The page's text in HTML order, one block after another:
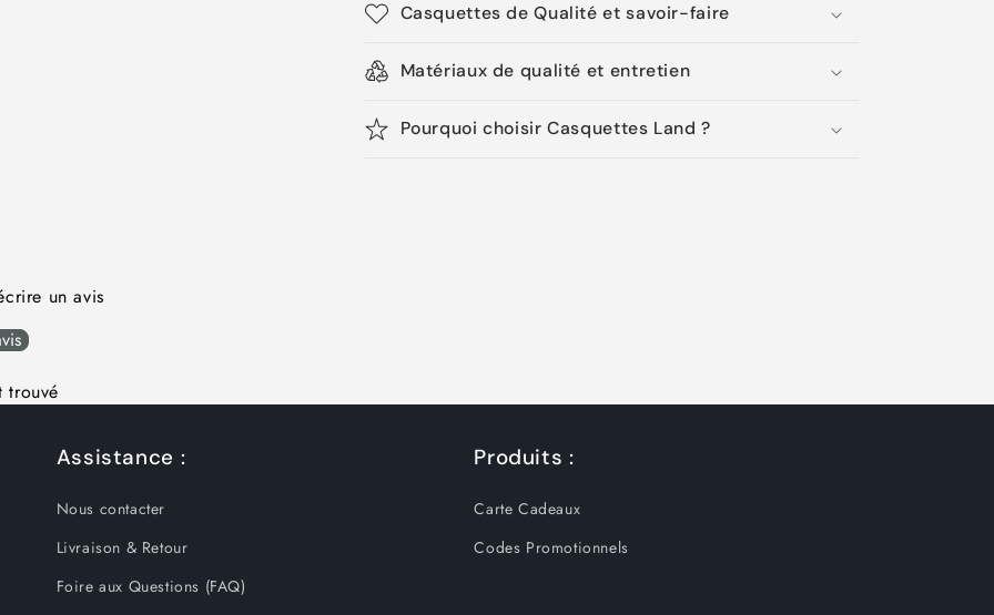
Casquettes de Qualité et savoir-faire
Matériaux de qualité et entretien
Pourquoi choisir Casquettes Land ?
un avis
trouvé
Assistance :
Nous contacter
Livraison & Retour
Foire aux Questions (FAQ)
Produits :
Carte Cadeaux
Codes Promotionnels